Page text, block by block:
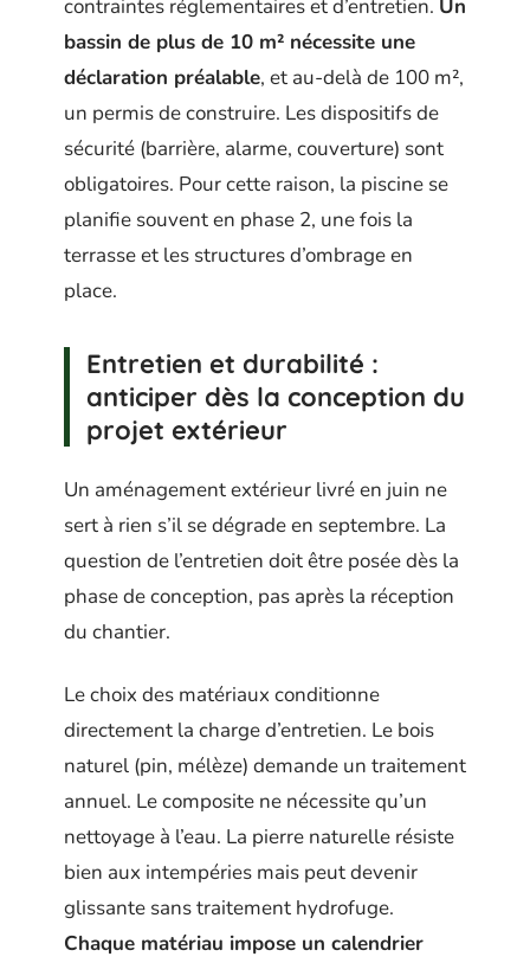
contraintes réglementaires et d’entretien. Un
bassin de plus de 10 m² nécessite une
déclaration préalable, et au-delà de 100 m²,
un permis de construire. Les dispositifs de
sécurité (barrière, alarme, couverture) sont
obligatoires. Pour cette raison, la piscine se
planifie souvent en phase 2, une fois la
terrasse et les structures d’ombrage en
place.
Entretien et durabilité :
anticiper dès la conception du
projet extérieur
Un aménagement extérieur livré en juin ne
sert à rien s’il se dégrade en septembre. La
question de l’entretien doit être posée dès la
phase de conception, pas après la réception
du chantier.
Le choix des matériaux conditionne
directement la charge d’entretien. Le bois
naturel (pin, mélèze) demande un traitement
annuel. Le composite ne nécessite qu’un
nettoyage à l’eau. La pierre naturelle résiste
bien aux intempéries mais peut devenir
glissante sans traitement hydrofuge.
Chaque matériau impose un calendrier